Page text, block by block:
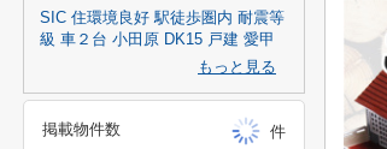
SIC 住環境良好 駅徒歩圏内 耐震等
級 車２台 小田原 DK15 戸建 愛甲
もっと見る
掲載物件数
件